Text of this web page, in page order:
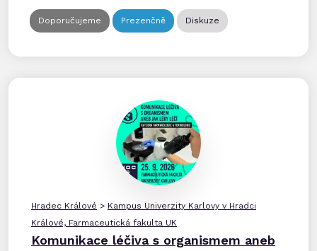
Doporučujeme Prezenčně Diskuze
Hradec Králové > Kampus Univerzity Karlovy v Hradci
Králové, Farmaceutická fakulta UK
Komunikace léčiva s organismem aneb